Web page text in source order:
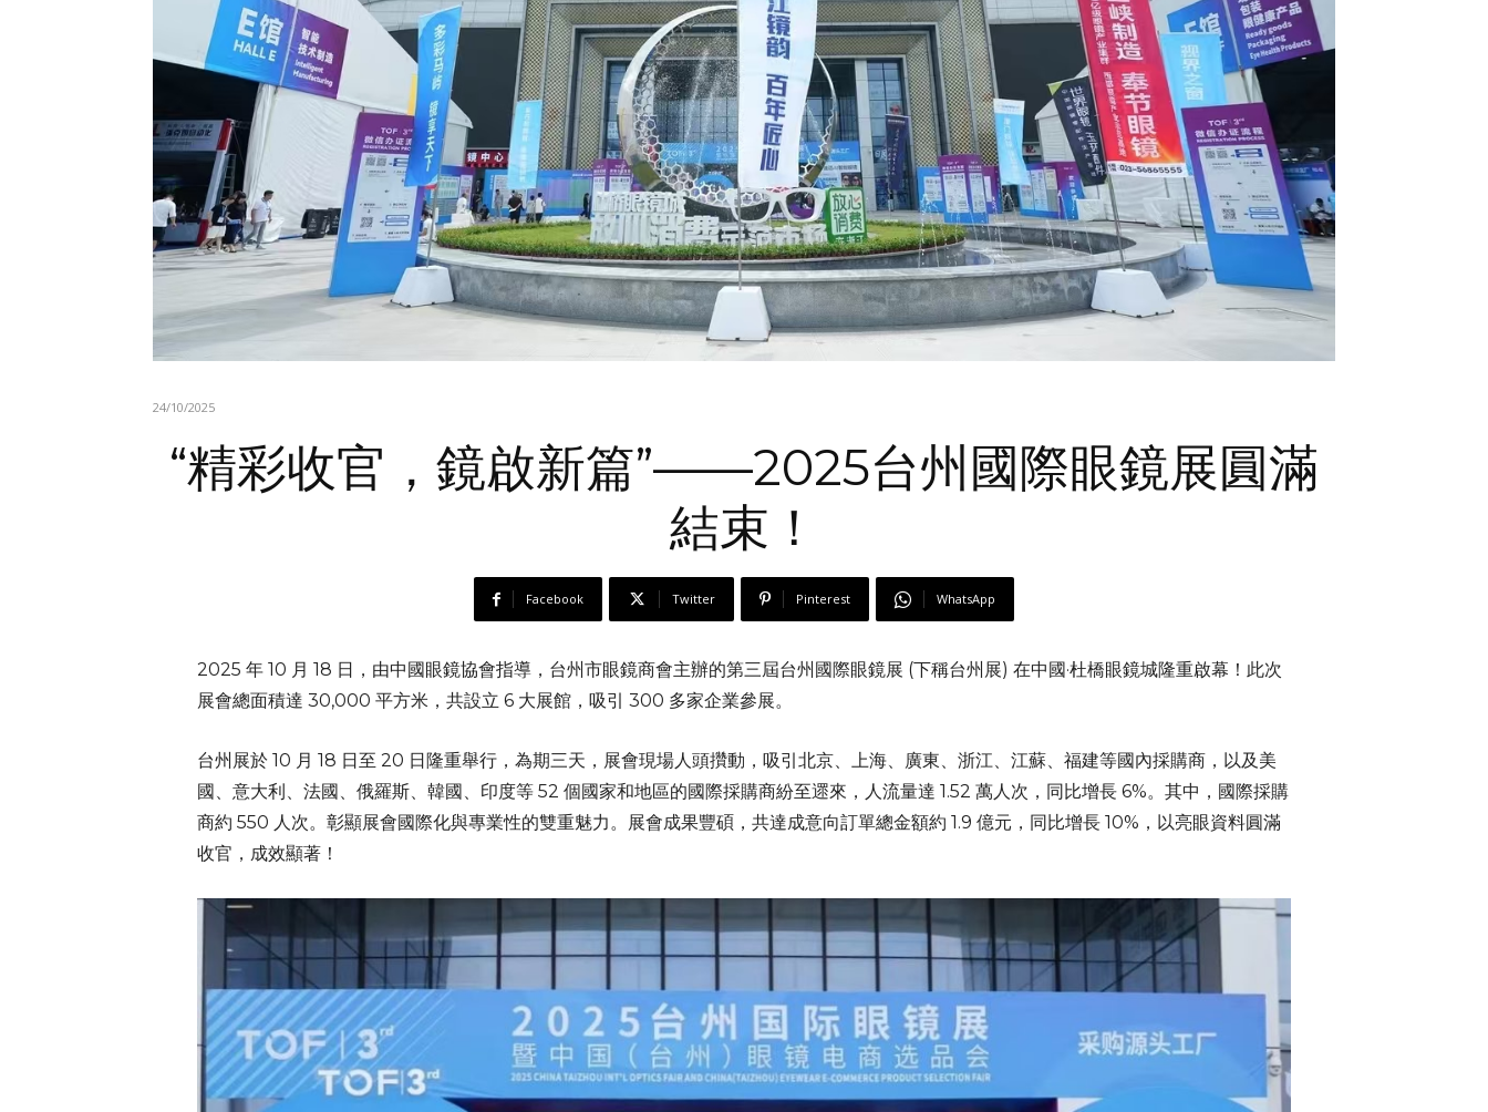
24/10/2025
“精彩收官，鏡啟新篇”——2025台州國際眼鏡展圓滿
結束！
Facebook Twitter Pinterest WhatsApp
2025 年 10 月 18 日，由中國眼鏡協會指導，台州市眼鏡商會主辦的第三屆台州國際眼鏡展 (下稱台州展) 在中國·杜橋眼鏡城隆重啟幕！此次
展會總面積達 30,000 平方米，共設立 6 大展館，吸引 300 多家企業參展。
台州展於 10 月 18 日至 20 日隆重舉行，為期三天，展會現場人頭攢動，吸引北京、上海、廣東、浙江、江蘇、福建等國內採購商，以及美
國、意大利、法國、俄羅斯、韓國、印度等 52 個國家和地區的國際採購商紛至遝來，人流量達 1.52 萬人次，同比增長 6%。其中，國際採購
商約 550 人次。彰顯展會國際化與專業性的雙重魅力。展會成果豐碩，共達成意向訂單總金額約 1.9 億元，同比增長 10%，以亮眼資料圓滿
收官，成效顯著！